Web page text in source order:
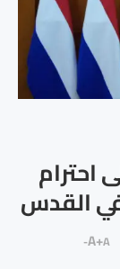
احترام
في القدس
A+A-